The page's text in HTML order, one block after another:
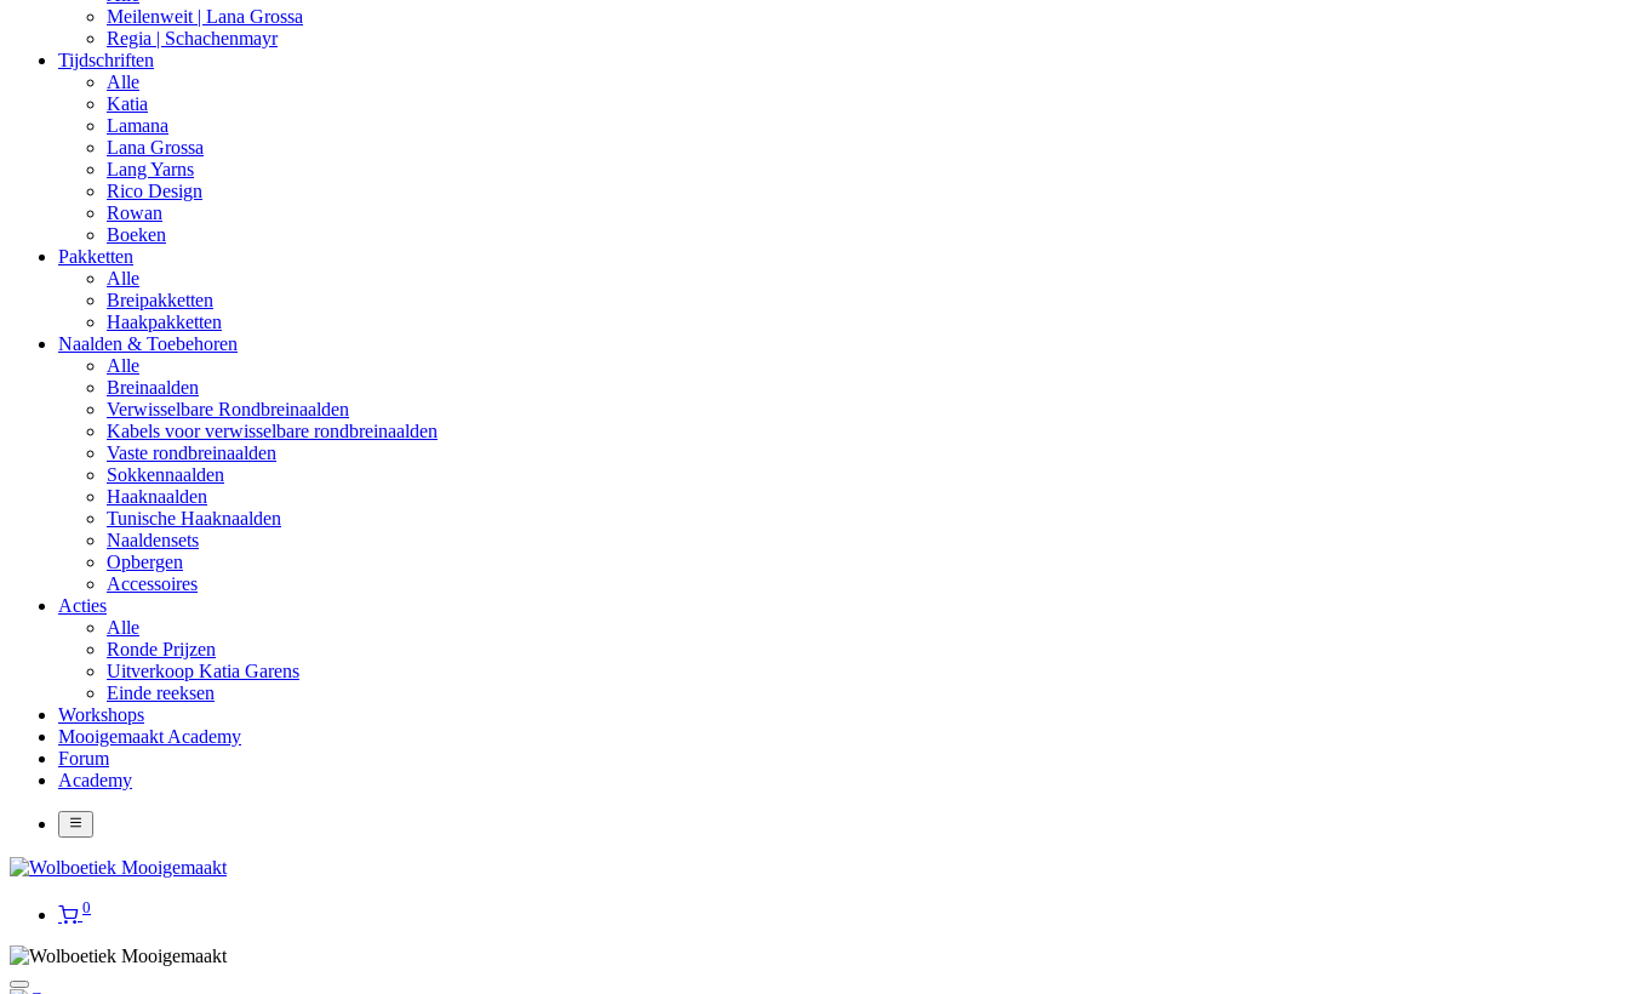
Meilenweit | Lana Grossa
Regia | Schachenmayr
Tijdschriften
Alle
Katia
Lamana
Lana Grossa
Lang Yarns
Rico Design
Rowan
Boeken
Pakketten
Alle
Breipakketten
Haakpakketten
Naalden & Toebehoren
Alle
Breinaalden
Verwisselbare Rondbreinaalden
Kabels voor verwisselbare rondbreinaalden
Vaste rondbreinaalden
Sokkennaalden
Haaknaalden
Tunische Haaknaalden
Naaldensets
Opbergen
Accessoires
Acties
Alle
Ronde Prijzen
Uitverkoop Katia Garens
Einde reeksen
Workshops
Mooigemaakt Academy
Forum
Academy
0